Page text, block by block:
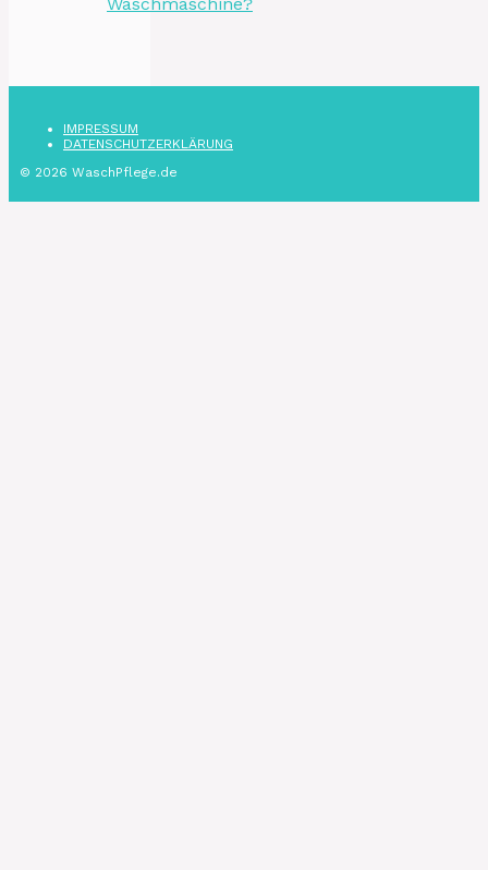
IMPRESSUM
DATENSCHUTZ­ERKLÄRUNG
© 2026 WaschPflege.de